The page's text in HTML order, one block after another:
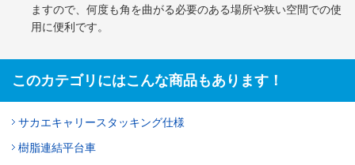
ますので、何度も角を曲がる必要のある場所や狭い空間での使
用に便利です。
このカテゴリにはこんな商品もあります！
サカエキャリースタッキング仕様
樹脂連結平台車